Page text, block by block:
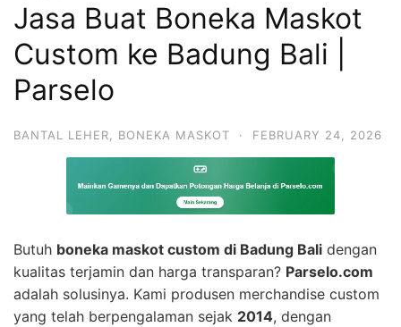
Jasa Buat Boneka Maskot
Custom ke Badung Bali |
Parselo
BANTAL LEHER BONEKA MASKOT · FEBRUARY 24, 2026
Butuh boneka maskot custom di Badung Bali dengan
kualitas terjamin dan harga transparan? Parselo.com
adalah solusinya. Kami produsen merchandise custom
yang telah berpengalaman sejak 2014, dengan